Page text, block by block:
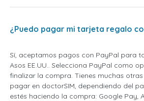
¿Puedo pagar mi tarjeta regalo
Sí, aceptamos pagos con PayPal para
Asos EE.UU.. Selecciona PayPal como
finalizar la compra. Tienes muchas
pagar en doctorSIM, dependiendo del
estés haciendo la compra: Google Pay,